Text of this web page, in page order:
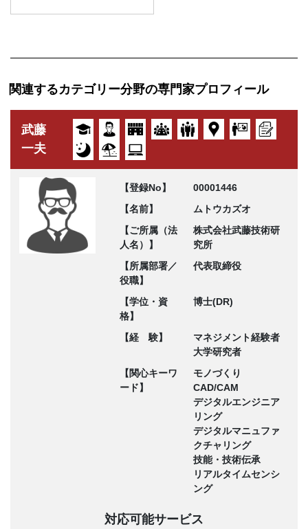
関連するカテゴリー分野の専門家プロフィール
武藤
一夫
【登録No】
00001446
【名前】
ムトウカズオ
【ご所属（法
人名）】
株式会社武藤技術研
究所
【所属部署／
役職】
代表取締役
【学位・資
格】
博士(DR)
【経 験】
マネジメント経験者
大学研究者
【関心キーワ
ード】
モノづくり
CAD/CAM
デジタルエンジニア
リング
デジタルマニュファ
クチャリング
技能・技術伝承
リアルタイムセンシ
ング
対応可能サービス